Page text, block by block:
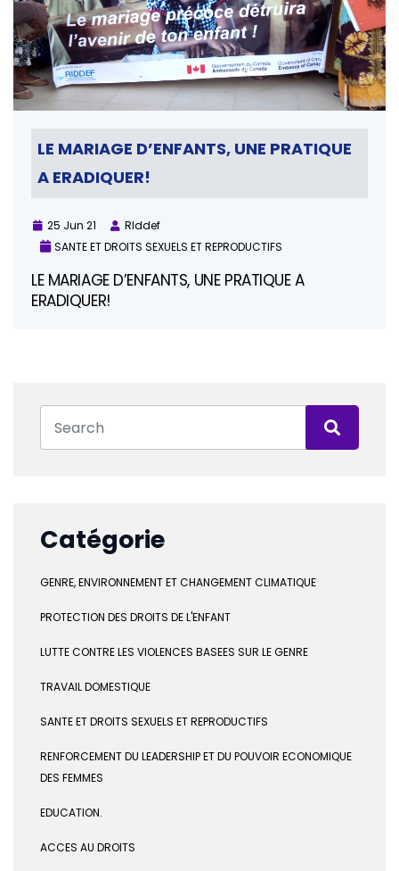
LE MARIAGE D’ENFANTS, UNE PRATIQUE
A ERADIQUER!
25 Jun 21
RIddef
SANTE ET DROITS SEXUELS ET REPRODUCTIFS
LE MARIAGE D’ENFANTS, UNE PRATIQUE A
ERADIQUER!
Catégorie
GENRE, ENVIRONNEMENT ET CHANGEMENT CLIMATIQUE
PROTECTION DES DROITS DE L'ENFANT
LUTTE CONTRE LES VIOLENCES BASEES SUR LE GENRE
TRAVAIL DOMESTIQUE
SANTE ET DROITS SEXUELS ET REPRODUCTIFS
RENFORCEMENT DU LEADERSHIP ET DU POUVOIR ECONOMIQUE
DES FEMMES
EDUCATION.
ACCES AU DROITS